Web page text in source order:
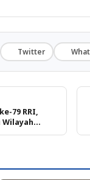
Twitter
79 RRI,
Wilayah